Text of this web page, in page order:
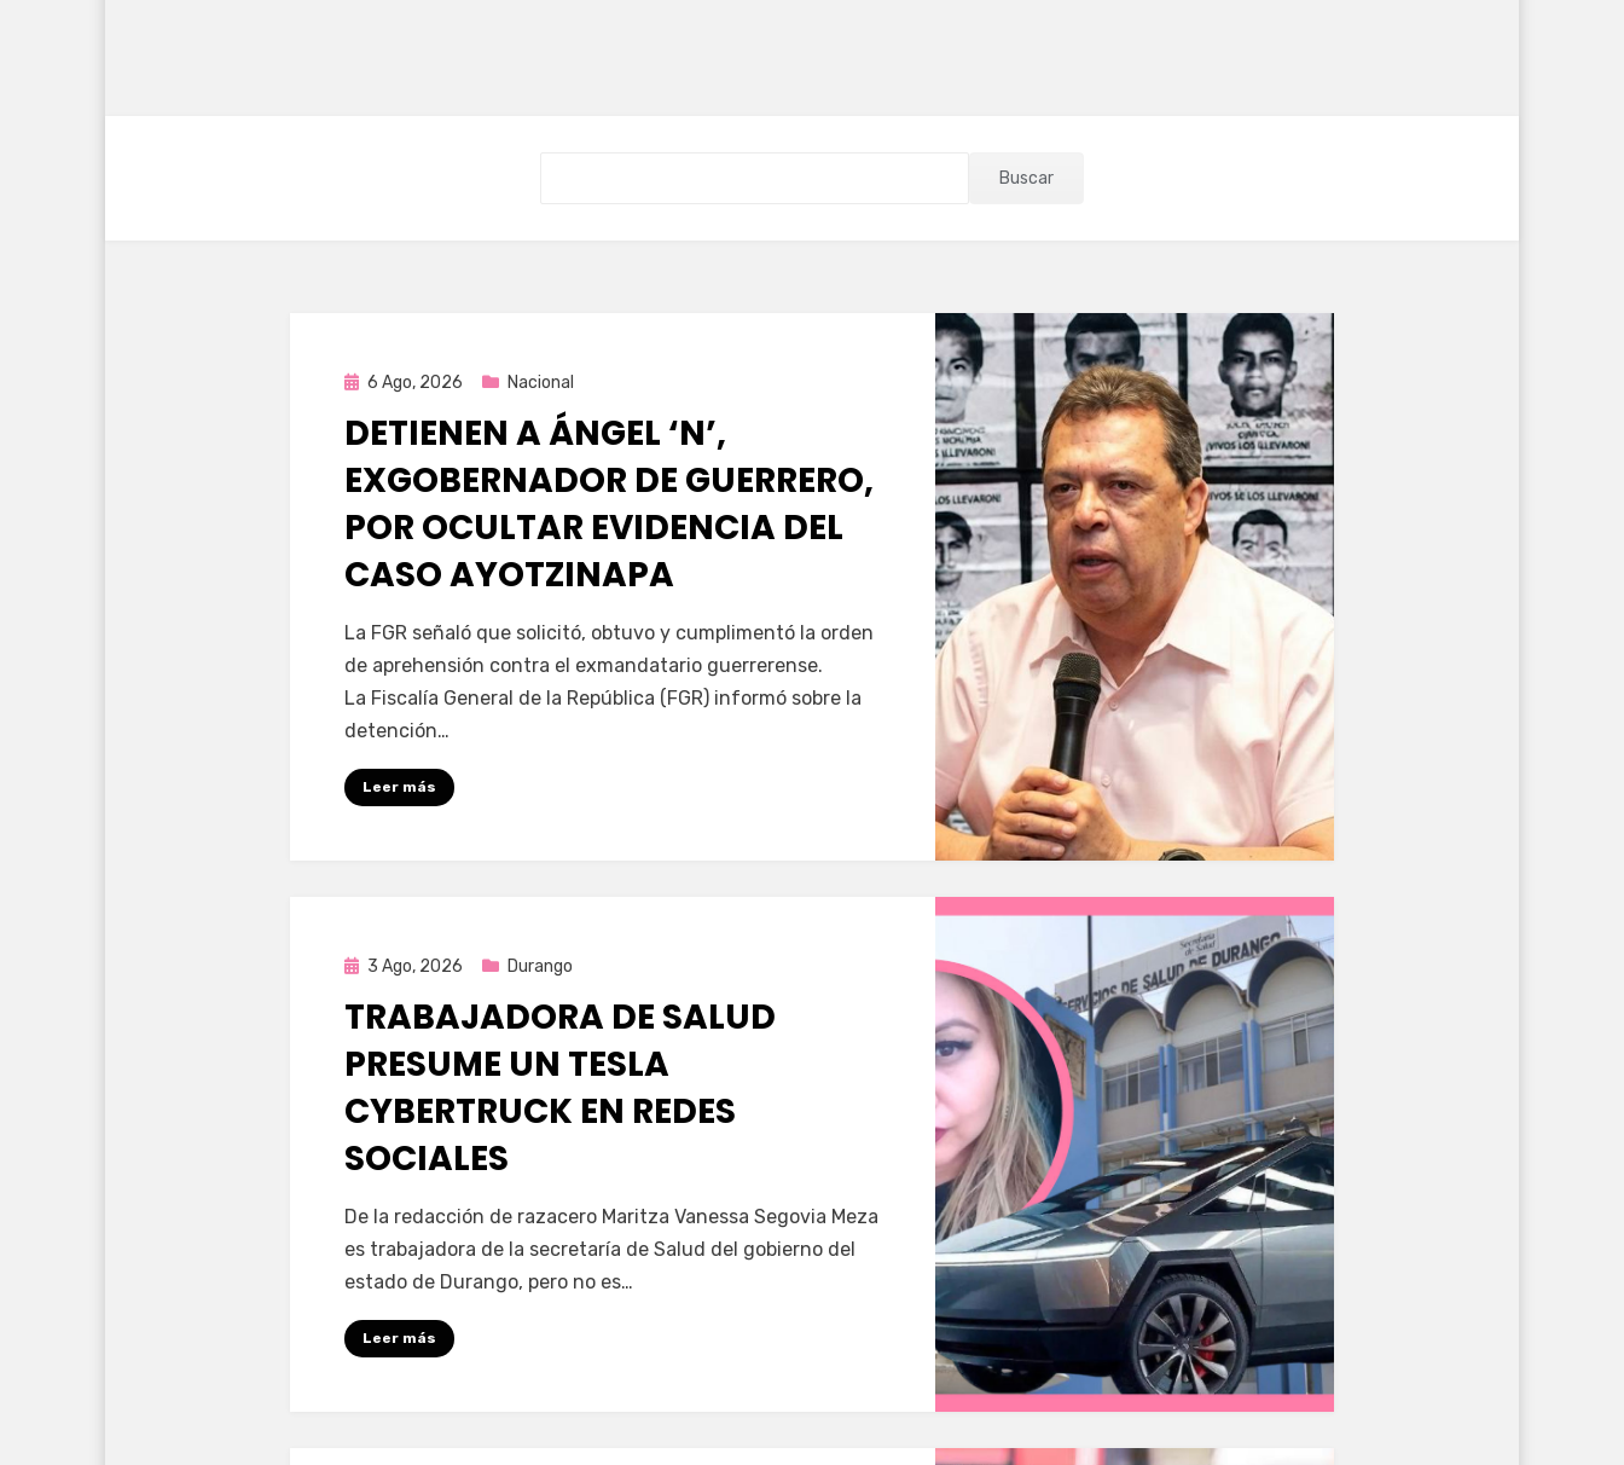
Buscar
Publicada
6 Ago, 2026 Nacional
DETIENEN A ÁNGEL ‘N’,
EXGOBERNADOR DE GUERRERO,
POR OCULTAR EVIDENCIA DEL
CASO AYOTZINAPA
porFernando Miranda Servín
La FGR señaló que solicitó, obtuvo y cumplimentó la orden
de aprehensión contra el exmandatario guerrerense.
La Fiscalía General de la República (FGR) informó sobre la
detención…
Leer más
Publicada
3 Ago, 2026 Durango
TRABAJADORA DE SALUD
PRESUME UN TESLA
CYBERTRUCK EN REDES
SOCIALES
porFernando Miranda Servín
De la redacción de razacero Maritza Vanessa Segovia Meza
es trabajadora de la secretaría de Salud del gobierno del
estado de Durango, pero no es…
Leer más